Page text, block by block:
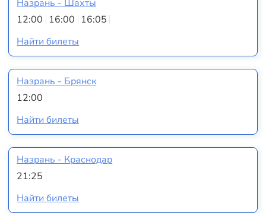
Назрань - Шахты
12:00 16:00 16:05
Найти билеты
Назрань - Брянск
12:00
Найти билеты
Назрань - Краснодар
21:25
Найти билеты